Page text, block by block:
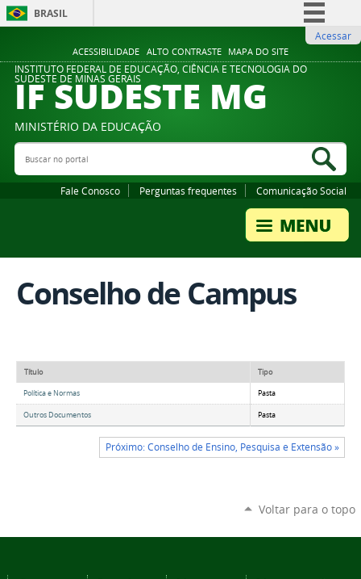
ACESSIBILIDADE ALTO CONTRASTE MAPA DO SITE
BRASIL
Comunica BR
Participe
Legislação
Acessar
INSTITUTO FEDERAL DE EDUCAÇÃO, CIÊNCIA E TECNOLOGIA DO
SUDESTE DE MINAS GERAIS
IF SUDESTE MG
MINISTÉRIO DA EDUCAÇÃO
Buscar no portal
Fale Conosco Perguntas frequentes Comunicação Social
Conselho de Campus
Título Tipo
Política e Normas Pasta
Outros Documentos Pasta
Próximo: Conselho de Ensino, Pesquisa e Extensão »
Voltar para o topo